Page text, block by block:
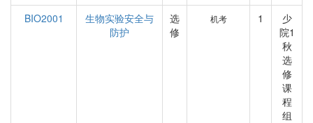
BIO2001
生物实验安全与
防护
选
修
机考 1
少
院1
秋
选
修
课
程
组